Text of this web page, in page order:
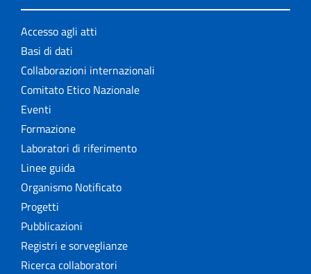
Accesso agli atti
Basi di dati
Collaborazioni internazionali
Comitato Etico Nazionale
Eventi
Formazione
Laboratori di riferimento
Linee guida
Organismo Notificato
Progetti
Pubblicazioni
Registri e sorveglianze
Ricerca collaboratori